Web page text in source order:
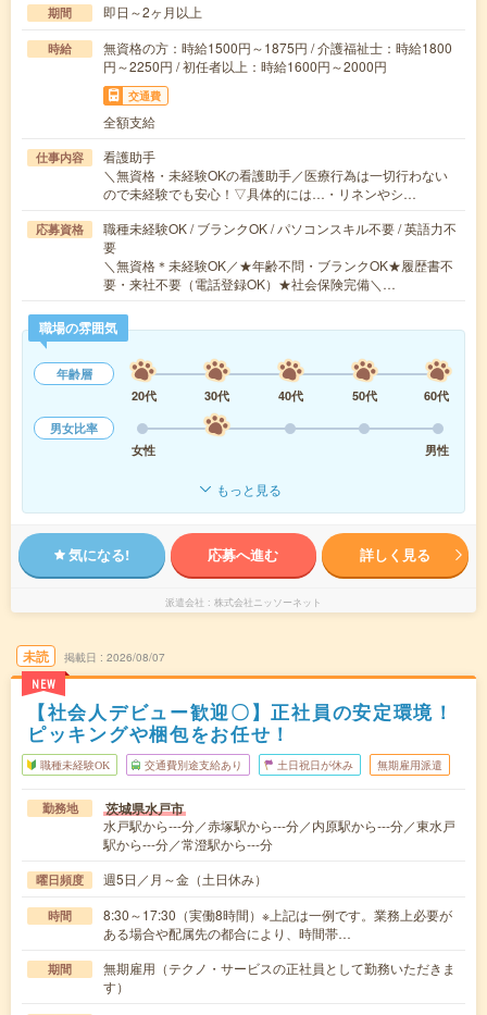
期間 即日～2ヶ月以上
時給
無資格の方：時給1500円～1875円 / 介護福祉士：時給1800
円～2250円 / 初任者以上：時給1600円～2000円
交通費
全額支給
仕事内容
看護助手
＼無資格・未経験OKの看護助手／医療行為は一切行わない
ので未経験でも安心！▽具体的には…・リネンやシ…
応募資格
職種未経験OK / ブランクOK / パソコンスキル不要 / 英語力不
要
＼無資格＊未経験OK／★年齢不問・ブランクOK★履歴書不
要・来社不要（電話登録OK）★社会保険完備＼…
職場の雰囲気
年齢層
20代
30代 40代 50代
60代
男女比率
女性
男性
もっと見る
気になる! 応募へ進む 詳しく見る
派遣会社 株式会社ニッソーネット
未読
NEW
掲載日 2026/08/07
【社会人デビュー歓迎〇】正社員の安定環境！
ピッキングや梱包をお任せ！
職種未経験OK 交通費別途支給あり 土日祝日が休み 無期雇用派遣
勤務地 茨城県水戸市
水戸駅から---分／赤塚駅から---分／内原駅から---分／東水戸
駅から---分／常澄駅から---分
曜日頻度 週5日／月～金（土日休み）
時間
8:30～17:30（実働8時間）※上記は一例です。業務上必要が
ある場合や配属先の都合により、時間帯…
期間
無期雇用（テクノ・サービスの正社員として勤務いただきま
す）